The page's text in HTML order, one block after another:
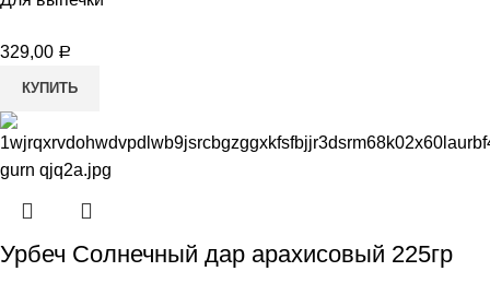
329,00 Р
КУПИТЬ
Урбеч Солнечный дар арахисовый 225гр